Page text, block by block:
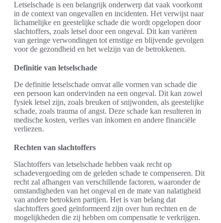
Letselschade is een belangrijk onderwerp dat vaak voorkomt
in de context van ongevallen en incidenten. Het verwijst naar
lichamelijke en geestelijke schade die wordt opgelopen door
slachtoffers, zoals letsel door een ongeval. Dit kan variëren
van geringe verwondingen tot ernstige en blijvende gevolgen
voor de gezondheid en het welzijn van de betrokkenen.
Definitie van letselschade
De definitie letselschade omvat alle vormen van schade die
een persoon kan ondervinden na een ongeval. Dit kan zowel
fysiek letsel zijn, zoals breuken of snijwonden, als geestelijke
schade, zoals trauma of angst. Deze schade kan resulteren in
medische kosten, verlies van inkomen en andere financiële
verliezen.
Rechten van slachtoffers
Slachtoffers van letselschade hebben vaak recht op
schadevergoeding om de geleden schade te compenseren. Dit
recht zal afhangen van verschillende factoren, waaronder de
omstandigheden van het ongeval en de mate van nalatigheid
van andere betrokken partijen. Het is van belang dat
slachtoffers goed geïnformeerd zijn over hun rechten en de
mogelijkheden die zij hebben om compensatie te verkrijgen.